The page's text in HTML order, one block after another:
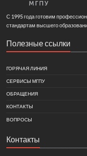
С 1995 года готовим
стандартам высшего
Полезные ссылки
ГОРЯЧАЯ ЛИНИЯ
СЕРВИСЫ МГПУ
ОБРАЩЕНИЯ
КОНТАКТЫ
ВОПРОСЫ
Контакты